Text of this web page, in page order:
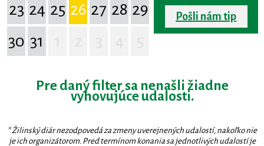
23 24 25 26 27 28 29
30 31
Pošli nám tip
Pre daný filter sa nenašli žiadne
vyhovujúce udalosti.
* Žilinský diár nezodpovedá za zmeny uverejnených udalostí, nakoľko nie
je ich organizátorom. Pred termínom konania sa jednotlivých udalostí je